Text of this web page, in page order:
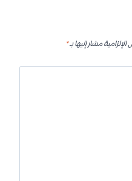
مشار إليها بـ*